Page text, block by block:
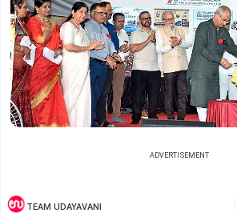
ADVERTISEMENT
TEAM UDAYAVANI